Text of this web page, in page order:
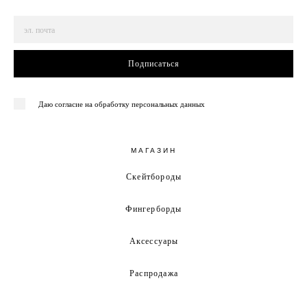
Подписаться
Даю согласие на обработку персональных данных
МАГАЗИН
Скейтбороды
Фингерборды
Аксессуары
Распродажа